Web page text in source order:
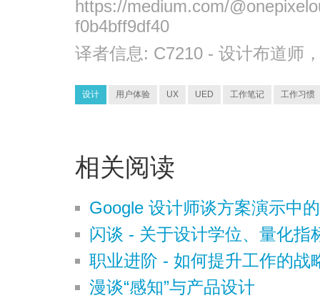
https://medium.com/
f0b4bff9df40
译者信息: C7210 - 设计布道师
设计 用户体验 UX UED 工作笔记 工作习惯
相关阅读
Google 设计师谈方案演示中的
闪谈 - 关于设计学位、量化指
职业进阶 - 如何提升工作的战
漫谈“感知”与产品设计